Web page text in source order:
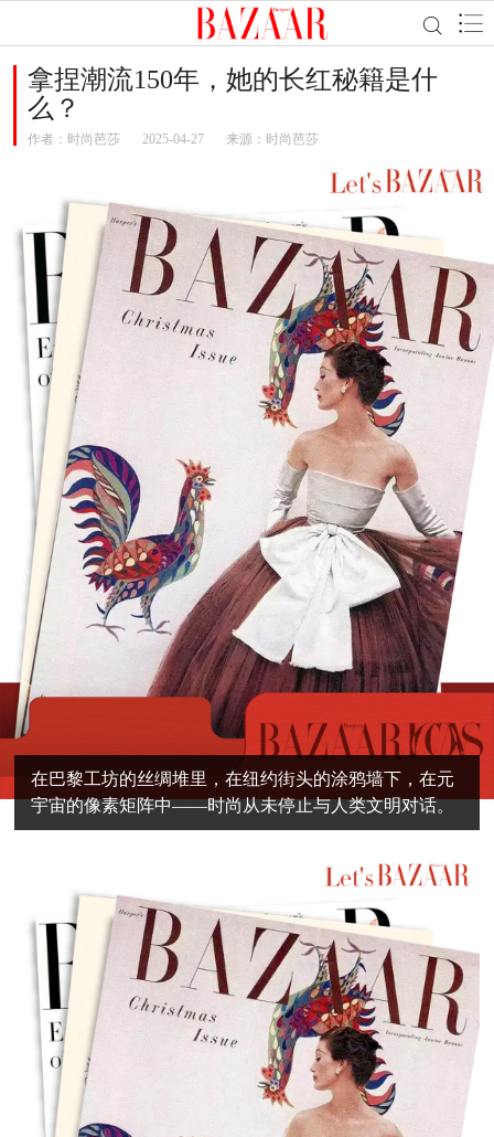
拿捏潮流150年，她的长红秘籍是什
么？
作者： 时尚芭莎 2025-04-27 来源：时尚芭莎
在巴黎工坊的丝绸堆里，在纽约街头的涂鸦墙下，在元
宇宙的像素矩阵中——时尚从未停止与人类文明对话。